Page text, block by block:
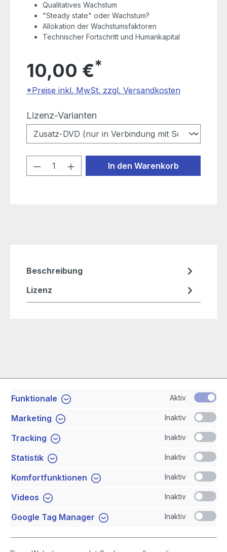
Qualitatives Wachstum
"Steady state" oder Wachstum?
Allokation der Wachstumsfaktoren
Technischer Fortschritt und Humankapital
10,00 €*
*Preise inkl. MwSt. zzgl. Versandkosten
Lizenz-Varianten
Produkt Anzahl: Gib den
In den Warenkorb
Beschreibung
Lizenz
Service-Hotline
Shop Service
Newsletter
Funktionale Aktiv
Marketing Inaktiv
Tracking Inaktiv
Statistik Inaktiv
Komfortfunktionen Inaktiv
Videos Inaktiv
Google Tag Manager Inaktiv